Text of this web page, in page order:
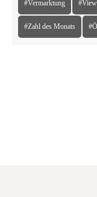
#Vermarktung
#Zahl des Monats